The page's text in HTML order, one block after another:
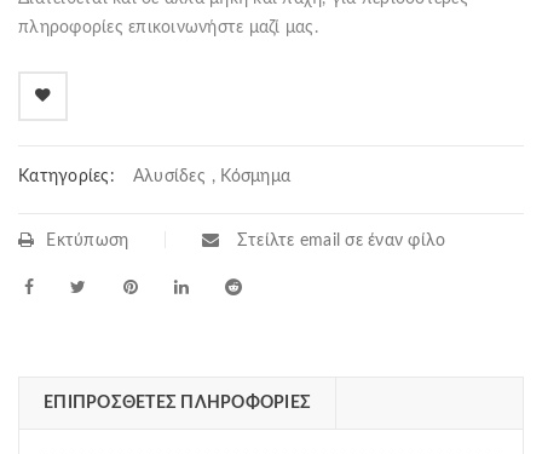
πληροφορίες επικοινωνήστε μαζί μας.
Κατηγορίες: Αλυσίδες , Κόσμημα
Εκτύπωση Στείλτε email σε έναν φίλο
ΕΠΙΠΡΌΣΘΕΤΕΣ ΠΛΗΡΟΦΟΡΊΕΣ